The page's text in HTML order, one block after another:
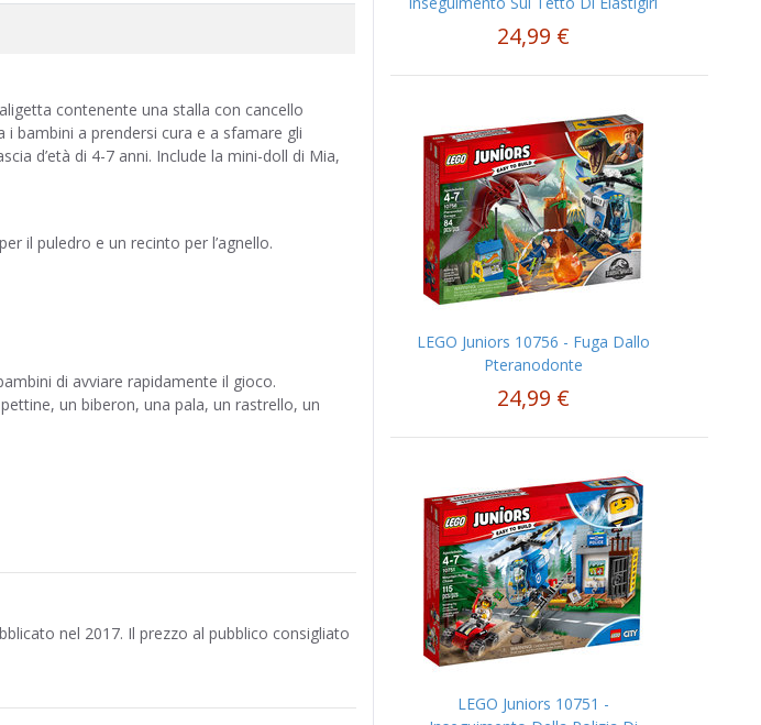
contenente una stalla con cancello
bambini a prendersi cura e a sfamare gli
d’età di 4-7 anni. Include la mini-doll di Mia,
il puledro e un recinto per l’agnello.
di avviare rapidamente il gioco.
un biberon, una pala, un rastrello, un
nel 2017. Il prezzo al pubblico consigliato
24,99 €
LEGO Juniors 10756 - Fuga Dallo
Pteranodonte
24,99 €
LEGO Juniors 10751 -